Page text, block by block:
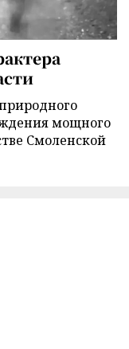
мощного
Смоленской